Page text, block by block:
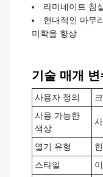
라미네이트 침
현대적인 마무
미학을 향상
기술 매개 변
사용자 정의
사용 가능한
색상
열기 유형
스타일